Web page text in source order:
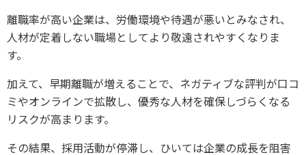
離職率が高い企業は、労働環境や待遇が悪いとみなされ、
人材が定着しない職場としてより敬遠されやすくなりま
す。
加えて、早期離職が増えることで、ネガティブな評判が口コ
ミやオンラインで拡散し、優秀な人材を確保しづらくなる
リスクが高まります。
その結果、採用活動が停滞し、ひいては企業の成長を阻害